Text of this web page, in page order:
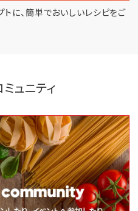
に、簡単でおいしいレシピをご
ュニティ